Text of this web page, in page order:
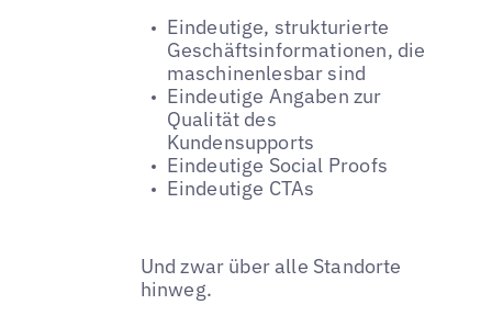
Eindeutige, strukturierte
Geschäftsinformationen, die
maschinenlesbar sind
Eindeutige Angaben zur
Qualität des
Kundensupports
Eindeutige Social Proofs
Eindeutige CTAs
Und zwar über alle Standorte
hinweg.